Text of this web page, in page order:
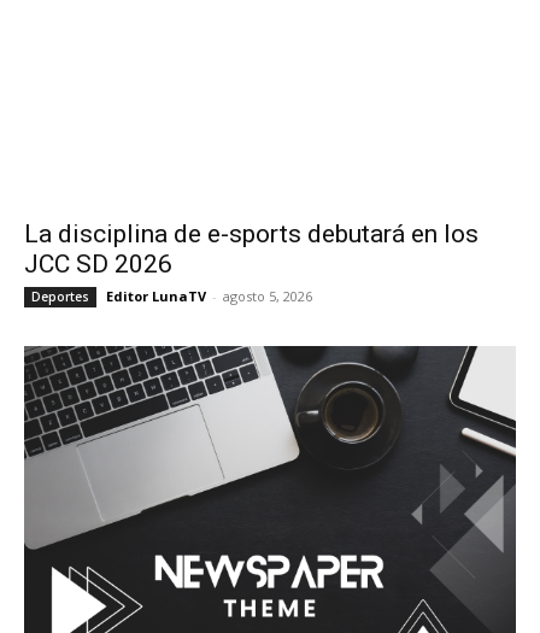
La disciplina de e-sports debutará en los
JCC SD 2026
Deportes Editor LunaTV - agosto 5, 2026